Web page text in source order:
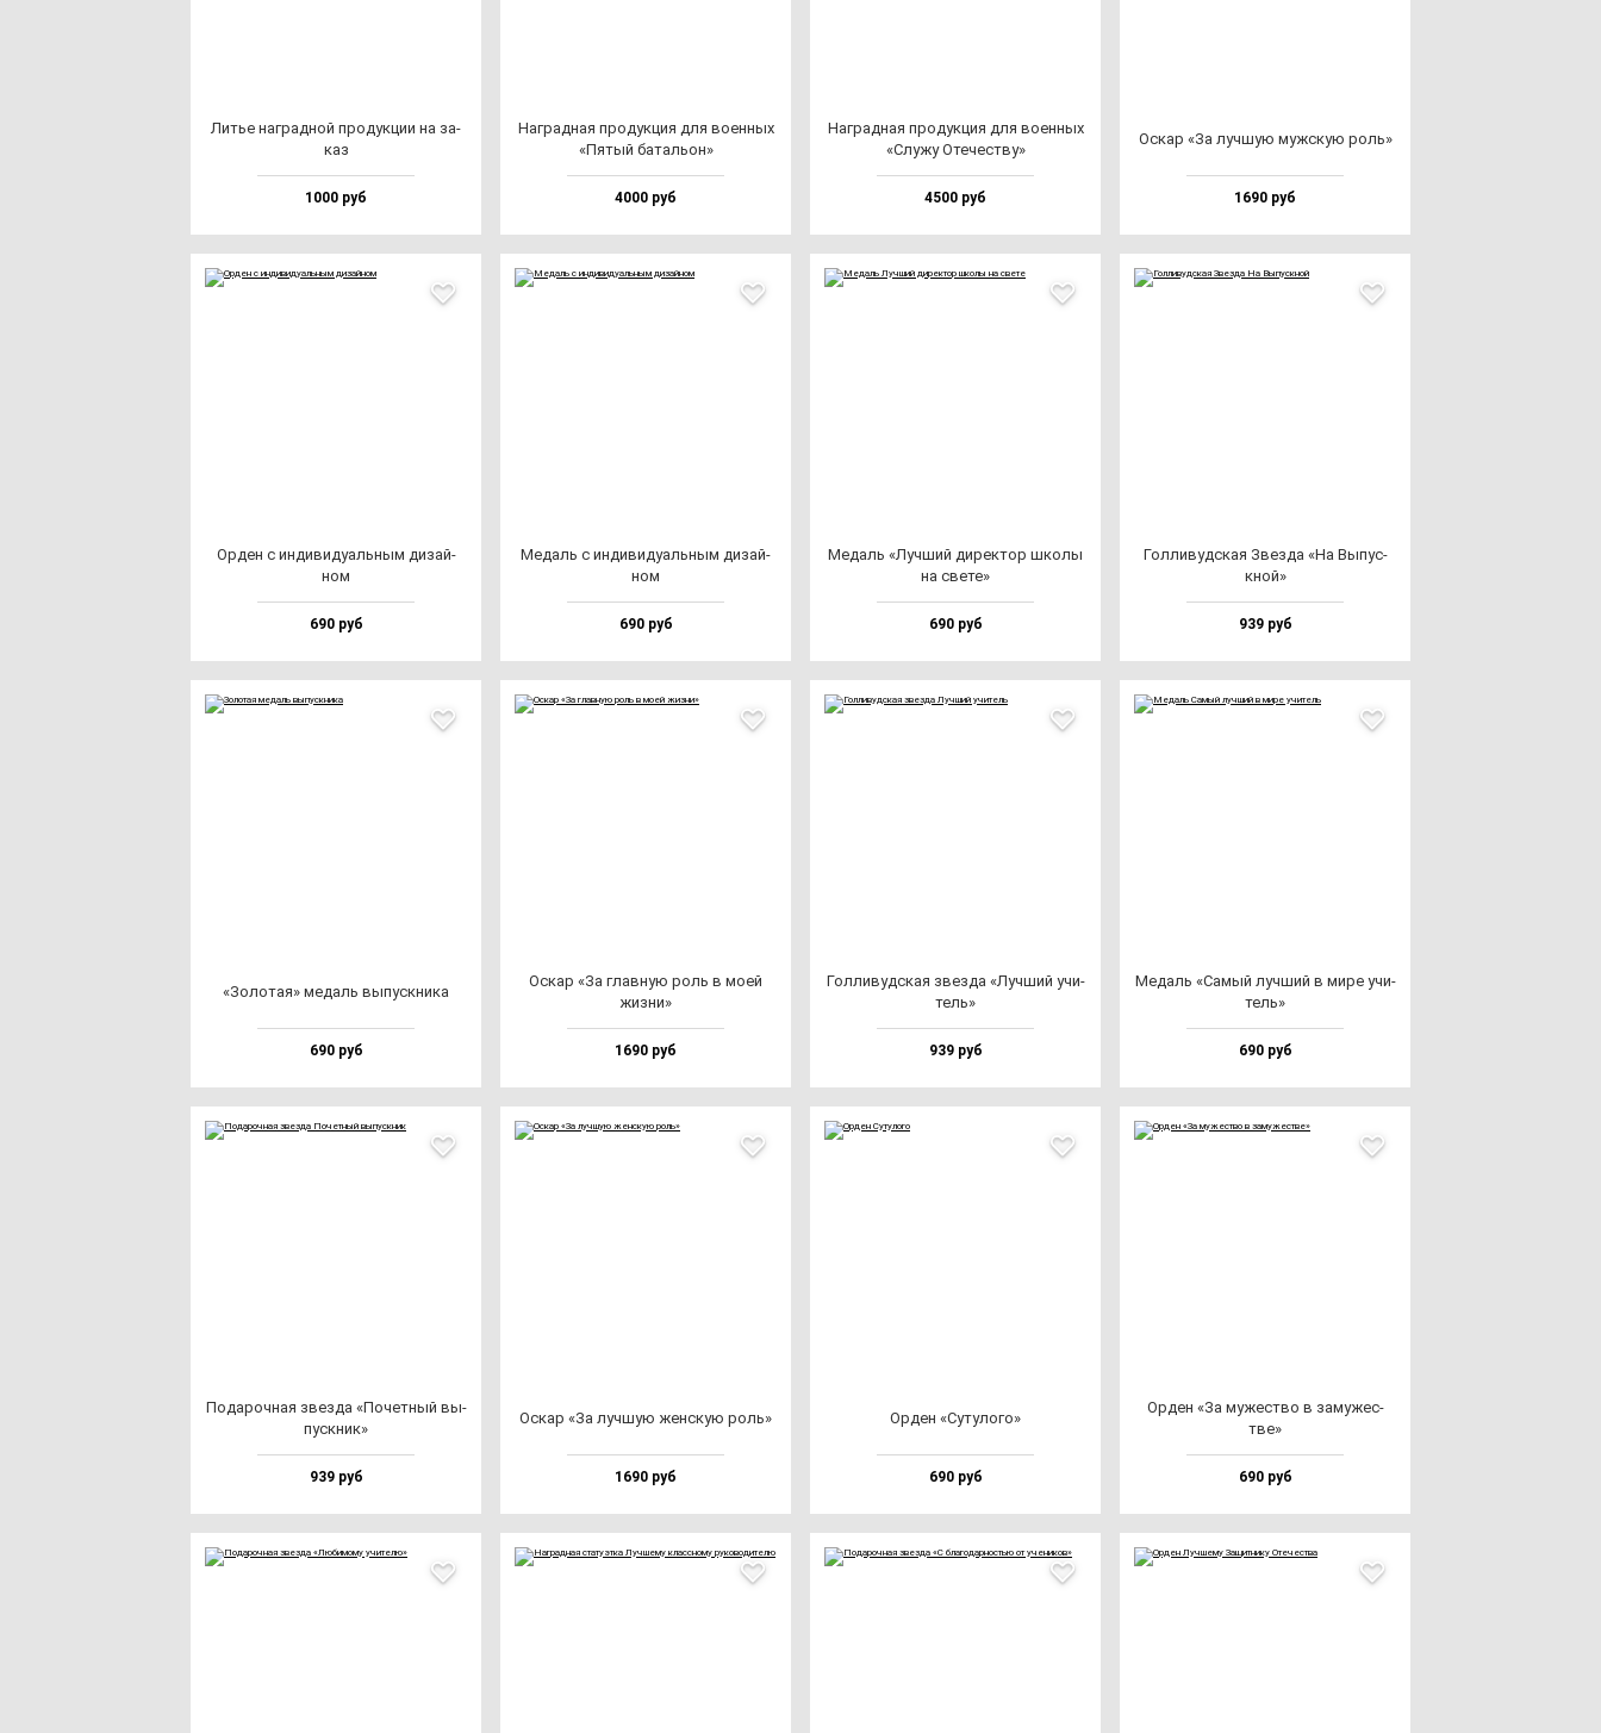
Литье наг­рад­ной про­дук­ции на за­
каз
1000 руб
Наг­рад­ная про­дук­ция для во­ен­ных
«Пятый ба­таль­он»
4000 руб
Наг­рад­ная про­дук­ция для во­ен­ных
«Слу­жу Оте­чес­тву»
4500 руб
Оскар «За луч­шую муж­скую роль»
1690 руб
Орден с ин­ди­ви­ду­аль­ным ди­зай­
ном
690 руб
Медаль с ин­ди­ви­ду­аль­ным ди­зай­
ном
690 руб
Медаль «Луч­ший ди­рек­тор шко­лы
на све­те»
690 руб
Гол­ли­вуд­ская Звез­да «На Выпус­
кной»
939 руб
«Золо­тая» ме­даль вы­пус­кни­ка
690 руб
Оскар «За глав­ную роль в моей
жиз­ни»
1690 руб
Гол­ли­вуд­ская звез­да «Луч­ший учи­
тель»
939 руб
Медаль «Самый луч­ший в ми­ре учи­
тель»
690 руб
Пода­роч­ная звез­да «Почет­ный вы­
пус­кник»
939 руб
Оскар «За луч­шую жен­скую роль»
1690 руб
Орден «Суту­ло­го»
690 руб
Орден «За му­жес­тво в за­му­жес­
тве»
690 руб